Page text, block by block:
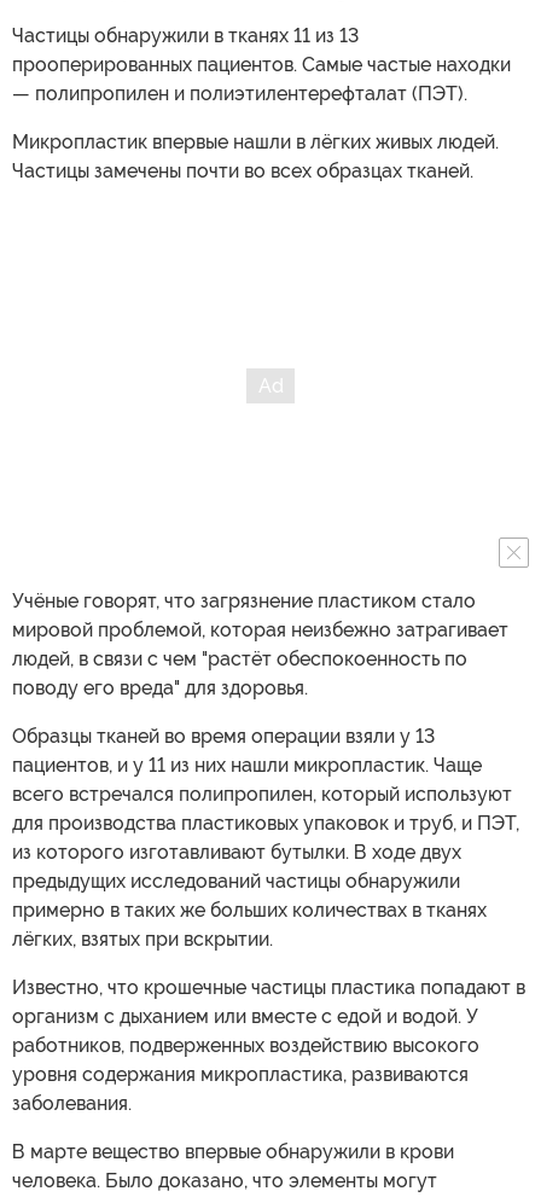
Частицы обнаружили в тканях 11 из 13
прооперированных пациентов. Самые частые находки
— полипропилен и полиэтилентерефталат (ПЭТ).
Микропластик впервые нашли в лёгких живых людей.
Частицы замечены почти во всех образцах тканей.
Учёные говорят, что загрязнение пластиком стало
мировой проблемой, которая неизбежно затрагивает
людей, в связи с чем "растёт обеспокоенность по
поводу его вреда" для здоровья.
Образцы тканей во время операции взяли у 13
пациентов, и у 11 из них нашли микропластик. Чаще
всего встречался полипропилен, который используют
для производства пластиковых упаковок и труб, и ПЭТ,
из которого изготавливают бутылки. В ходе двух
предыдущих исследований частицы обнаружили
примерно в таких же больших количествах в тканях
лёгких, взятых при вскрытии.
Известно, что крошечные частицы пластика попадают в
организм с дыханием или вместе с едой и водой. У
работников, подверженных воздействию высокого
уровня содержания микропластика, развиваются
заболевания.
В марте вещество впервые обнаружили в крови
человека. Было доказано, что элементы могут